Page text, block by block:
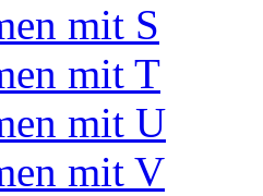
mit S
mit T
mit U
mit V